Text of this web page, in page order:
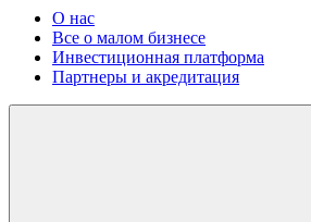
О нас
Все о малом бизнесе
Инвестиционная платформа
Партнеры и акредитация